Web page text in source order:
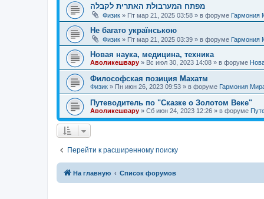
מפתח המערבולת האתרית לקבלה
Физик » Пт мар 21, 2025 03:58 » в форуме Гармония
Не багато українською
Физик » Пт мар 21, 2025 03:39 » в форуме Гармония
Новая наука, медицина, техника
Аволикешвару » Вс июл 30, 2023 14:08 » в форуме
Философская позиция Махатм
Физик » Пн июн 26, 2023 09:53 » в форуме Гармония
Путеводитель по "Сказке о Золотом Веке"
Аволикешвару » Сб июн 24, 2023 12:26 » в форуме
Перейти к расширенному поиску
На главную Список форумов